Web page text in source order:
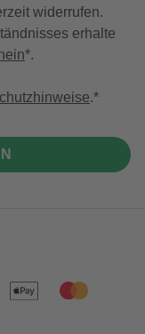
widerrufen.
erhalte
*.
.